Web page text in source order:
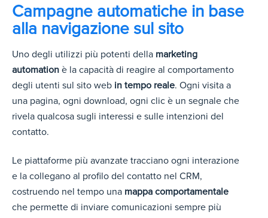
Campagne automatiche in base
alla navigazione sul sito
Uno degli utilizzi più potenti della marketing
automation è la capacità di reagire al comportamento
degli utenti sul sito web in tempo reale. Ogni visita a
una pagina, ogni download, ogni clic è un segnale che
rivela qualcosa sugli interessi e sulle intenzioni del
contatto.
Le piattaforme più avanzate tracciano ogni interazione
e la collegano al profilo del contatto nel CRM,
costruendo nel tempo una mappa comportamentale
che permette di inviare comunicazioni sempre più